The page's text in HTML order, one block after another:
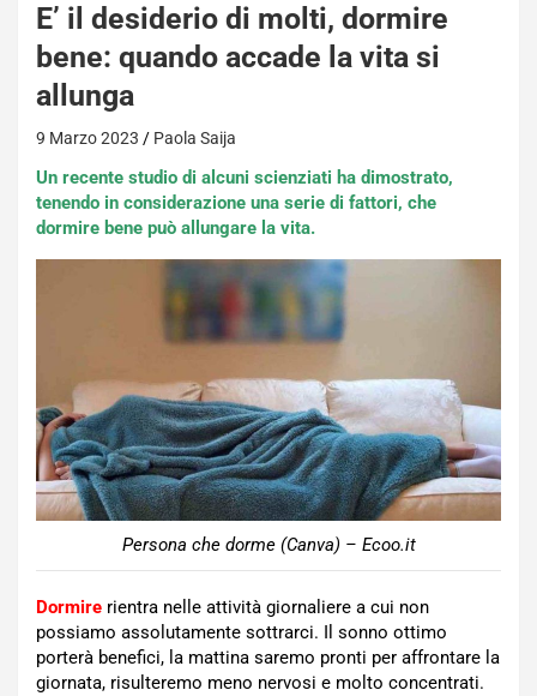
E’ il desiderio di molti, dormire
bene: quando accade la vita si
allunga
9 Marzo 2023 Paola Saija
Un recente studio di alcuni scienziati ha dimostrato,
tenendo in considerazione una serie di fattori, che
dormire bene può allungare la vita.
Persona che dorme (Canva) – Ecoo.it
Dormire rientra nelle attività giornaliere a cui non
possiamo assolutamente sottrarci. Il sonno ottimo
porterà benefici, la mattina saremo pronti per affrontare la
giornata, risulteremo meno nervosi e molto concentrati.